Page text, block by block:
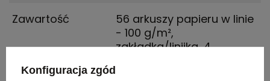
Zawartość
56 arkuszy papieru w linie
- 100 g/m²,
zakładka/linijka, 4
Konfiguracja zgód